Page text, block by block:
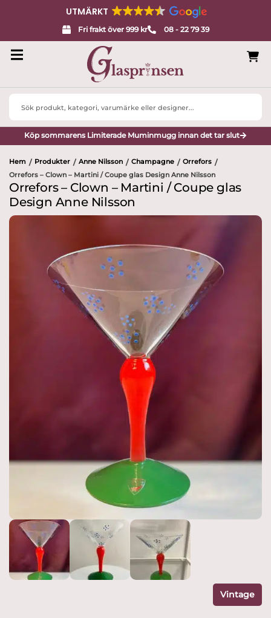
UTMÄRKT
Fri frakt över 999 kr 08 - 22 79 39
Search
Köp sommarens Limiterade Muminmugg innan det tar slut
Hem / Produkter / Anne Nilsson / Champagne / Orrefors /
Orrefors – Clown – Martini / Coupe glas Design Anne Nilsson
Orrefors – Clown – Martini / Coupe glas
Design Anne Nilsson
Vintage